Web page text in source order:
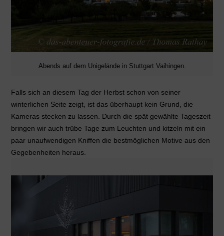
Abends auf dem Unigelände in Stuttgart Vaihingen.
Falls sich an diesem Tag der Herbst schon von seiner
winterlichen Seite zeigt, ist das überhaupt kein Grund, die
Kameras stecken zu lassen. Durch die spät gewählte Tageszeit
bringen wir auch trübe Tage zum Leuchten und kitzeln mit ein
paar unaufwendigen Kniffen die bestmöglichen Motive aus den
Gegebenheiten heraus.